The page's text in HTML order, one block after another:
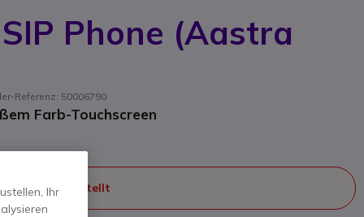
Phone (Aastra
Referenz: 50006790
Farb-Touchscreen
mehr hergestellt
Ihr